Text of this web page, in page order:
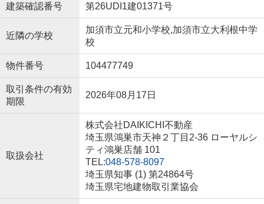
建築確認番号 第26UDI1建01371号
近隣の学校
加須市立元和小学校,加須市立大利根中学
校
物件番号 104477749
取引条件の有効
期限
2026年08月17日
取扱会社
株式会社DAIKICHI不動産
埼玉県鴻巣市天神２丁目2-36 ローヤルシ
ティ鴻巣店舗 101
TEL:048-578-8097
埼玉県知事 (1) 第24864号
埼玉県宅地建物取引業協会